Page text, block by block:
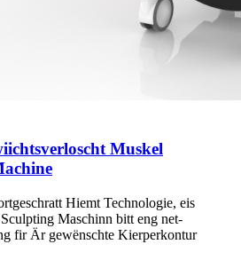
Muskel
Hiemt Technologie, eis
Maschinn bitt eng net-
fir Är gewënschte Kierperkontur